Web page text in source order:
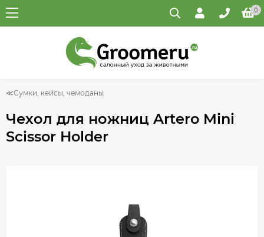
0
Сумки, кейсы, чемоданы
Чехол для ножниц Artero Mini
Scissor Holder